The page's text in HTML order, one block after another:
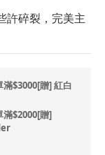
許碎裂，完美主
滿$3000[贈] 紅白
滿$2000[贈]